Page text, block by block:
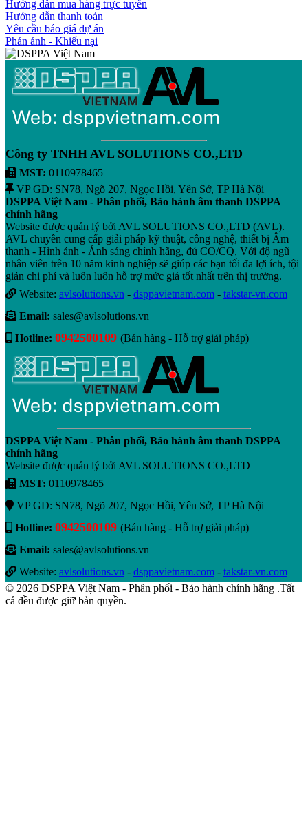
Hướng dẫn mua hàng trực tuyến
Hướng dẫn thanh toán
Yêu cầu báo giá dự án
Phán ánh - Khiếu nại
Công ty TNHH AVL SOLUTIONS CO.,LTD
MST: 0110978465
VP GD: SN78, Ngõ 207, Ngọc Hồi, Yên Sở, TP Hà Nội
DSPPA Việt Nam - Phân phối, Bảo hành âm thanh DSPPA
chính hãng
Website được quản lý bởi AVL SOLUTIONS CO.,LTD (AVL).
AVL chuyên cung cấp giải pháp kỹ thuật, công nghệ, thiết bị Âm
thanh - Hình ảnh - Ánh sáng chính hãng, đủ CO/CQ, Với độ ngũ
nhân viên trên 10 năm kinh nghiệp sẽ giúp các bạn tối đa lợi ích, tội
giản chi phí và luôn luôn hỗ trợ mức giá tốt nhất trên thị trường.
Website: avlsolutions.vn - dsppavietnam.com - takstar-vn.com
Email: sales@avlsolutions.vn
Hotline: 0942500109 (Bán hàng - Hỗ trợ giải pháp)
DSPPA Việt Nam - Phân phối, Bảo hành âm thanh DSPPA
chính hãng
Website được quản lý bởi AVL SOLUTIONS CO.,LTD
MST: 0110978465
VP GD: SN78, Ngõ 207, Ngọc Hồi, Yên Sở, TP Hà Nội
Hotline: 0942500109 (Bán hàng - Hỗ trợ giải pháp)
Email: sales@avlsolutions.vn
Website: avlsolutions.vn - dsppavietnam.com - takstar-vn.com
© 2026 DSPPA Việt Nam - Phân phối - Bảo hành chính hãng .Tất
cả đều được giữ bản quyền.